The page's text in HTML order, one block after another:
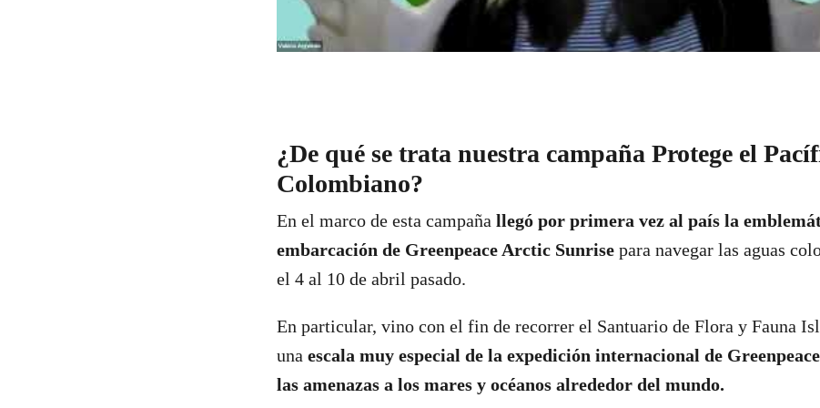
¿De qué se trata nuestra campaña Protege el
Colombiano?
En el marco de esta campaña llegó por primera vez al país la
embarcación de Greenpeace Arctic Sunrise para navegar las aguas
el 4 al 10 de abril pasado.
En particular, vino con el fin de recorrer el Santuario de Flora y Fauna
una escala muy especial de la expedición internacional de
las amenazas a los mares y océanos alrededor del mundo.